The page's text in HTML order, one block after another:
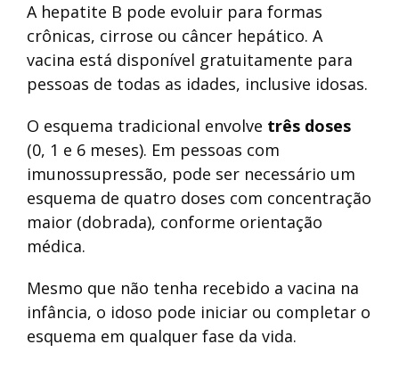
A hepatite B pode evoluir para formas
crônicas, cirrose ou câncer hepático. A
vacina está disponível gratuitamente para
pessoas de todas as idades, inclusive idosas.
O esquema tradicional envolve três doses
(0, 1 e 6 meses). Em pessoas com
imunossupressão, pode ser necessário um
esquema de quatro doses com concentração
maior (dobrada), conforme orientação
médica.
Mesmo que não tenha recebido a vacina na
infância, o idoso pode iniciar ou completar o
esquema em qualquer fase da vida.